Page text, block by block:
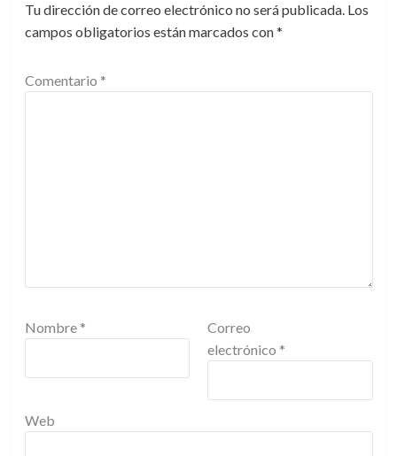
Tu dirección de correo electrónico no será publicada. Los
campos obligatorios están marcados con*
Comentario *
Nombre *
Correo
electrónico *
Web